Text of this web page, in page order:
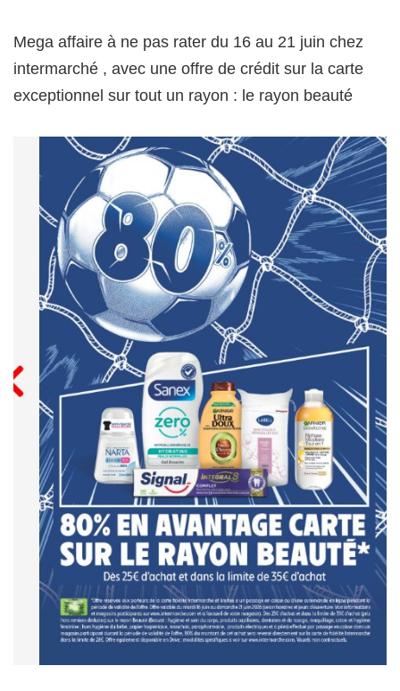
Mega affaire à ne pas rater du 16 au 21 juin chez
intermarché , avec une offre de crédit sur la carte
exceptionnel sur tout un rayon : le rayon beauté